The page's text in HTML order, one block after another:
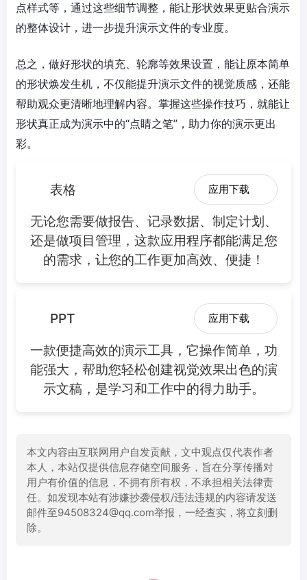
点样式等，通过这些细节调整，能让形状效果更贴合演示
的整体设计，进一步提升演示文件的专业度。
总之，做好形状的填充、轮廓等效果设置，能让原本简单
的形状焕发生机，不仅能提升演示文件的视觉质感，还能
帮助观众更清晰地理解内容。掌握这些操作技巧，就能让
形状真正成为演示中的“点睛之笔”，助力你的演示更出
彩。
表格 应用下载
无论您需要做报告、记录数据、制定计划、
还是做项目管理，这款应用程序都能满足您
的需求，让您的工作更加高效、便捷！
PPT 应用下载
一款便捷高效的演示工具，它操作简单，功
能强大，帮助您轻松创建视觉效果出色的演
示文稿，是学习和工作中的得力助手。
本文内容由互联网用户自发贡献，文中观点仅代表作者
本人，本站仅提供信息存储空间服务，旨在分享传播对
用户有价值的信息，不拥有所有权，不承担相关法律责
任。如发现本站有涉嫌抄袭侵权/违法违规的内容请发送
邮件至94508324@qq.com举报，一经查实，将立刻删
除。